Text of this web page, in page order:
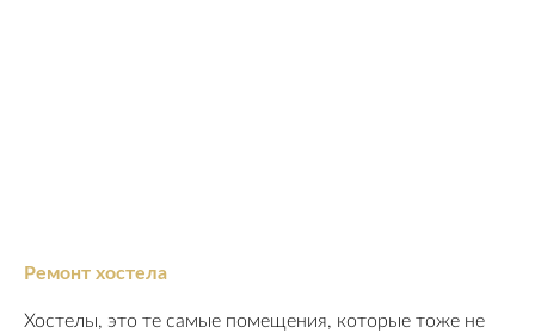
Ремонт хостела
Хостелы, это те самые помещения, которые тоже не